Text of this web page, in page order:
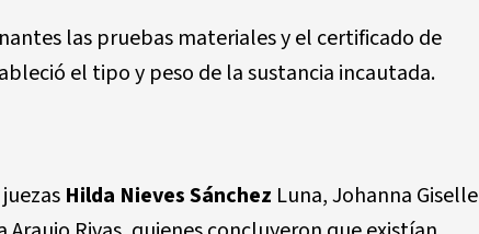
las pruebas materiales y el certificado de
el tipo y peso de la sustancia incautada.
Hilda Nieves Sánchez Luna, Johanna Giselle